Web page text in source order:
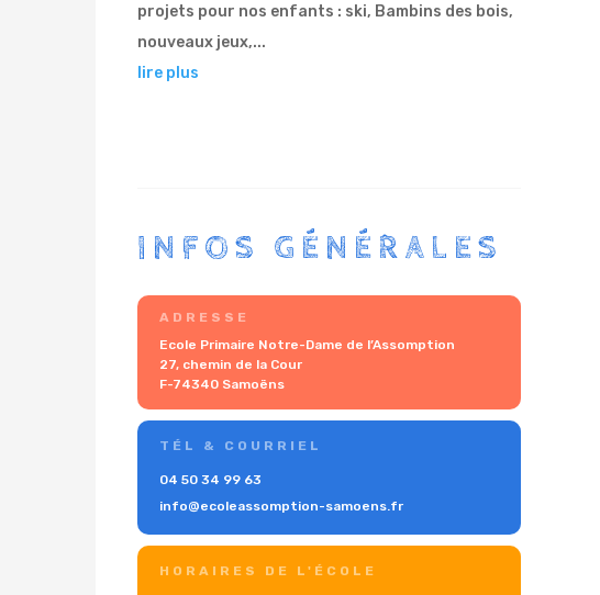
projets pour nos enfants : ski, Bambins des bois,
nouveaux jeux,...
lire plus
INFOS GÉNÉRALES
ADRESSE
Ecole Primaire Notre-Dame de l’Assomption
27, chemin de la Cour
F-74340 Samoëns
TÉL & COURRIEL
04 50 34 99 63
info@ecoleassomption-samoens.fr
HORAIRES DE L'ÉCOLE